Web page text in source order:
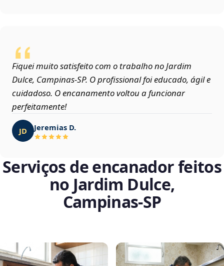
Fiquei muito satisfeito com o trabalho no Jardim
Dulce, Campinas‑SP. O profissional foi educado, ágil e
cuidadoso. O encanamento voltou a funcionar
perfeitamente!
JD Jeremias D.
Serviços de encanador feitos
no Jardim Dulce,
Campinas‑SP